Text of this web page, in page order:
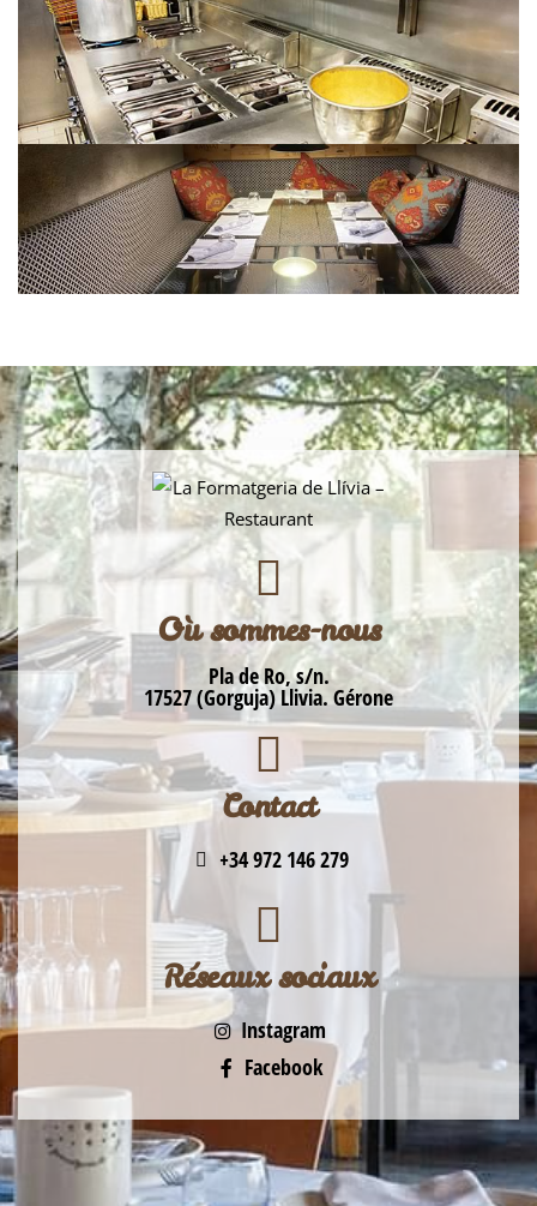
Où sommes-nous
Pla de Ro, s/n.
17527 (Gorguja) Llivia. Gérone
Contact
+34 972 146 279
Réseaux sociaux
Instagram
Facebook